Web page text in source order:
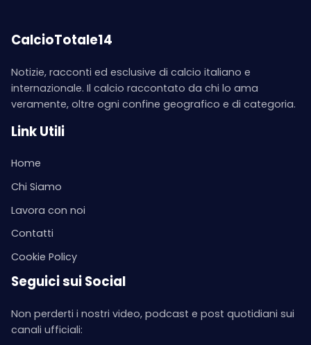
CalcioTotale14
Notizie, racconti ed esclusive di calcio italiano e
internazionale. Il calcio raccontato da chi lo ama
veramente, oltre ogni confine geografico e di categoria.
Link Utili
Home
Chi Siamo
Lavora con noi
Contatti
Cookie Policy
Seguici sui Social
Non perderti i nostri video, podcast e post quotidiani sui
canali ufficiali: